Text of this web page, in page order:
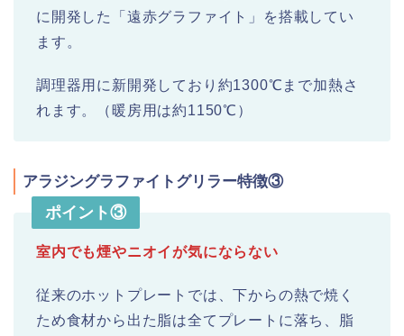
に開発した「遠赤グラファイト」を搭載してい
ます。
調理器用に新開発しており約1300℃まで加熱さ
れます。（暖房用は約1150℃）
アラジングラファイトグリラー特徴③
ポイント③
室内でも煙やニオイが気にならない
従来のホットプレートでは、下からの熱で焼く
ため食材から出た脂は全てプレートに落ち、脂